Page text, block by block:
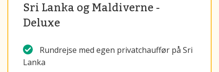
Sri Lanka og Maldiverne -
Deluxe
Rundrejse med egen privatchauffør på Sri
Lanka